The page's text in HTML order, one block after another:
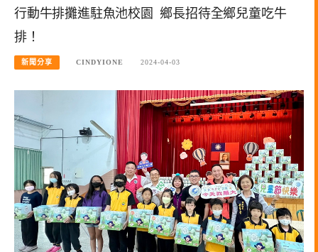
行動牛排攤進駐魚池校園 鄉長招待全鄉兒童吃牛
排！
新聞分享 CINDYIONE 2024-04-03